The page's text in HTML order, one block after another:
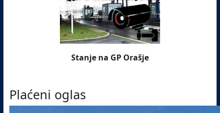
Stanje na GP Orašje
Plaćeni oglas